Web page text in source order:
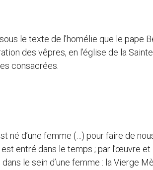
le texte de l’homélie que le pape
des vêpres, en l’église de la
consacrées.
né d’une femme (…) pour faire de
entré dans le temps ; par l’œuvre et
le sein d’une femme : la Vierge